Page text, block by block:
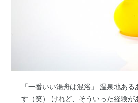
「一番いい湯舟は混浴」 温泉地ある
す（笑） けれど、そういった経験が